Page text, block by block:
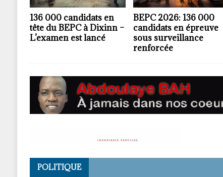
136 000 candidats en
tête du BEPC à Dixinn –
L’examen est lancé
BEPC 2026: 136 000
candidats en épreuve
sous surveillance
renforcée
POLITIQUE